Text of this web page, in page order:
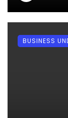
BUSINESS